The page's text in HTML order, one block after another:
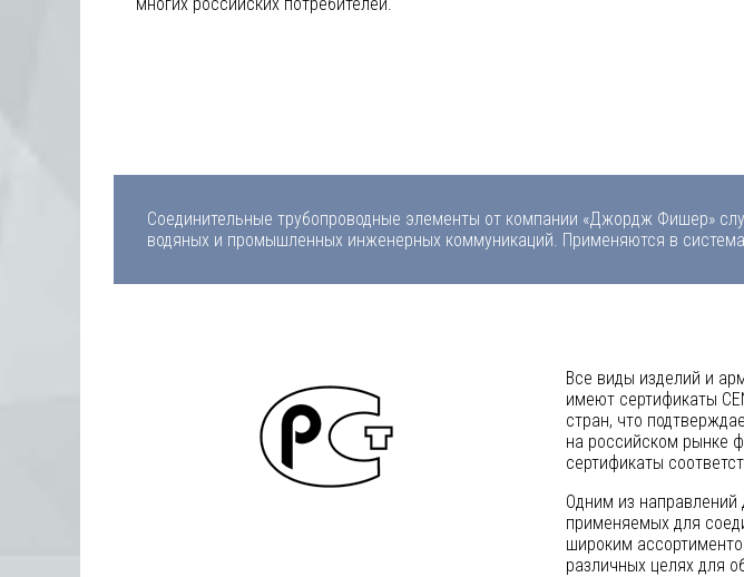
Соединительные трубопроводные элементы от компании «Джордж Фишер»
водяных и промышленных инженерных коммуникаций. Применяются в
Все виды изделий и
имеют сертификаты
стран, что
на российском рынке
сертификаты
Одним из направлений
применяемых для
широким
различных целях для